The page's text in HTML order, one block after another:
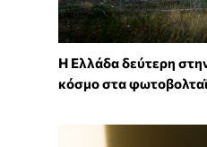
Η Ελλάδα δεύτερη
κόσμο στα